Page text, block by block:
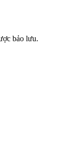
bảo lưu.